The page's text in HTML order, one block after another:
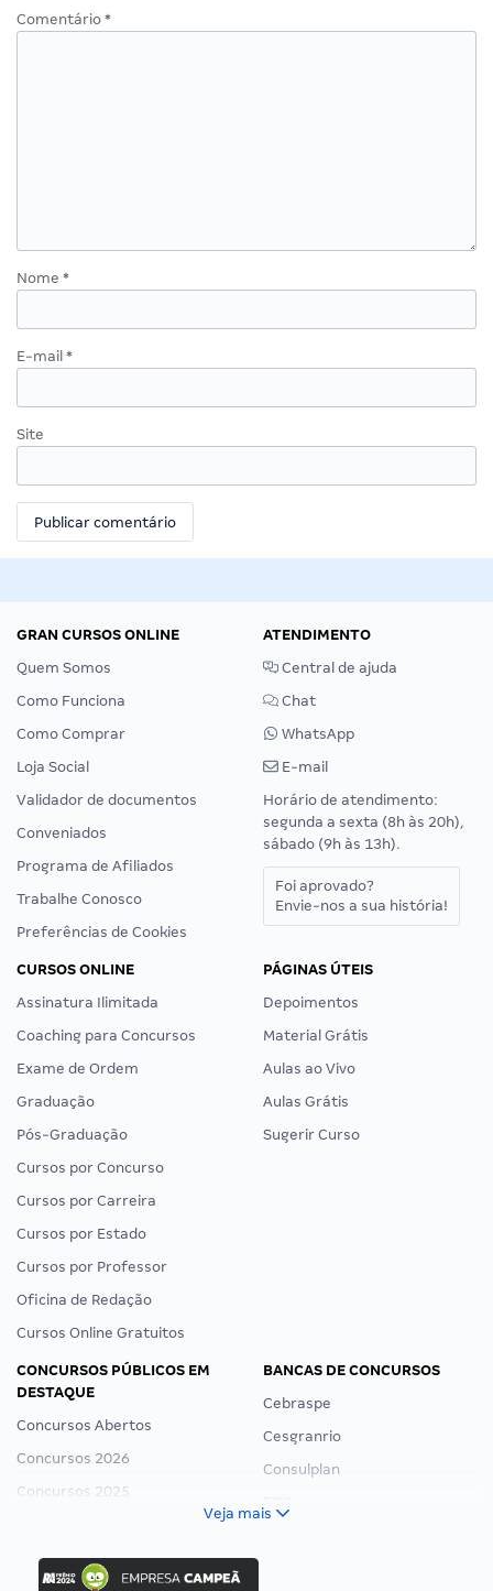
Comentário *
Nome *
E-mail *
Site
GRAN CURSOS ONLINE
Quem Somos
Como Funciona
Como Comprar
Loja Social
Validador de documentos
Conveniados
Programa de Afiliados
Trabalhe Conosco
Preferências de Cookies
ATENDIMENTO
Central de ajuda
Chat
WhatsApp
E-mail
Horário de atendimento:
segunda a sexta (8h às 20h),
sábado (9h às 13h).
Foi aprovado?
Envie-nos a sua história!
CURSOS ONLINE
Assinatura Ilimitada
Coaching para Concursos
Exame de Ordem
Graduação
Pós-Graduação
Cursos por Concurso
Cursos por Carreira
Cursos por Estado
Cursos por Professor
Oficina de Redação
Cursos Online Gratuitos
PÁGINAS ÚTEIS
Depoimentos
Material Grátis
Aulas ao Vivo
Aulas Grátis
Sugerir Curso
CONCURSOS PÚBLICOS EM
DESTAQUE
Concursos Abertos
Concursos 2026
Concursos 2025
Concurso Ibama
BANCAS DE CONCURSOS
Cebraspe
Cesgranrio
Consulplan
Veja mais